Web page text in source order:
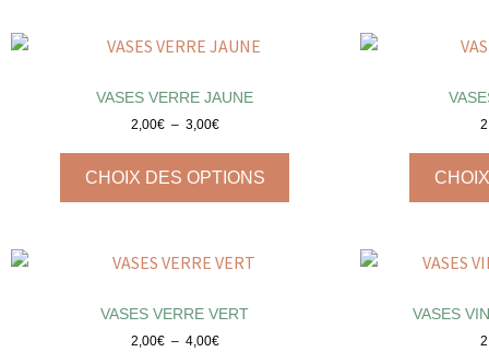
VASES VERRE JAUNE
2,00€ – 3,00€
CHOIX DES OPTIONS
VASES VERRE VERT
2,00€ – 4,00€
VASES